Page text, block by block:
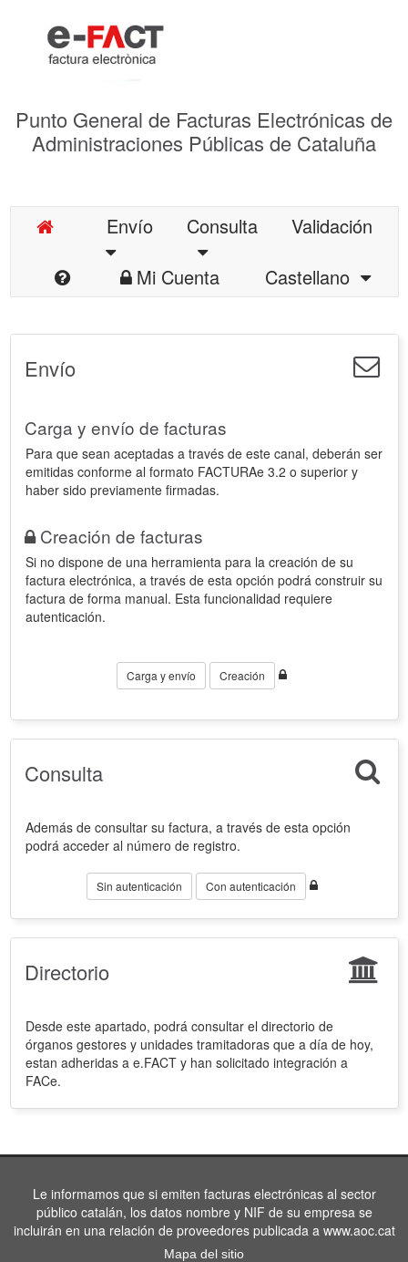
Punto General de Facturas Electrónicas de
Administraciones Públicas de Cataluña
Envío Consulta
Validación
Mi Cuenta
Castellano
Envío
Carga y envío de facturas
Para que sean aceptadas a través de este canal, deberán ser
emitidas conforme al formato FACTURAe 3.2 o superior y
haber sido previamente firmadas.
Creación de facturas
Si no dispone de una herramienta para la creación de su
factura electrónica, a través de esta opción podrá construir su
factura de forma manual. Esta funcionalidad requiere
autenticación.
Carga y envío Creación
Consulta
Además de consultar su factura, a través de esta opción
podrá acceder al número de registro.
Sin autenticación Con autenticación
Directorio
Desde este apartado, podrá consultar el directorio de
órganos gestores y unidades tramitadoras que a día de hoy,
estan adheridas a e.FACT y han solicitado integración a
FACe.
Le informamos que si emiten facturas electrónicas al sector
público catalán, los datos nombre y NIF de su empresa se
incluirán en una relación de proveedores publicada a www.aoc.cat
Mapa del sitio